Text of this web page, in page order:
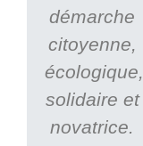
démarche
citoyenne,
écologique,
solidaire et
novatrice.